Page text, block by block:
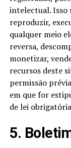
intelectual. Isso
reproduzir,
qualquer meio
reversa,
monetizar,
recursos deste
permissão
em que for
de lei
5.